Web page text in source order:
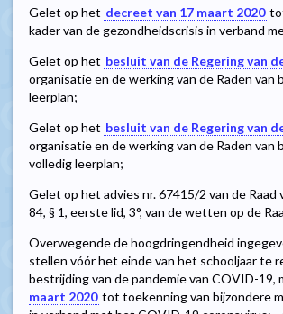
Gelet op het decreet van 17 maart 2020
kader van de gezondheidscrisis in verband
Gelet op het besluit van de Regering van
organisatie en de werking van de Raden
leerplan;
Gelet op het besluit van de Regering van
organisatie en de werking van de Raden
volledig leerplan;
Gelet op het advies nr. 67415/2 van de
84, § 1, eerste lid, 3°, van de wetten op de
Overwegende de hoogdringendheid
stellen vóór het einde van het schooljaar te
bestrijding van de pandemie van COVID-19,
maart 2020 tot toekenning van bijzondere